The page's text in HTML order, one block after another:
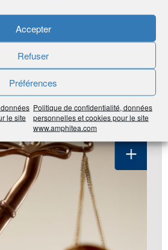
Accepter
Refuser
Préférences
le site
Politique de confidentialité, données
personnelles et cookies pour le site
www.amphitea.com
ANNONCES DU
d’Armor #Activités juridiques et